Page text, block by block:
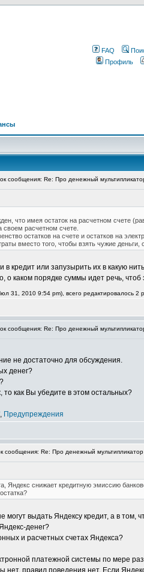
FAQ
Профиль
сообщения: Re: Про денежный
что имея остаток на расчетном счете
своем расчетном счете.
остатков на счете и остатков на
вместо того, чтобы взять чужие деньги,
в кредит или запузырить их в какую
о каком порядке суммы идет речь,
31, 2010 9:54 pm), всего редактировалось 2
сообщения: Re: Про денежный
не достаточно для обсуждения.
денег?
как Вы убедите в этом остальных?
, Предупреждения
сообщения: Re: Про денежный мультипликатор
Яндекс снижает кредитную эмиссию
выдать Яндексу кредит, а в том,
денег?
и расчетных счетах Яндекса?
платежной системы по мере
нет, правил поведения нет. Если